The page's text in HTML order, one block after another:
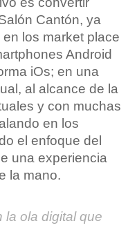
Cantón, ya
los market place
Android
iOs; en una
al alcance de la
y con muchas
en los
el enfoque del
una experiencia
la mano.
la ola digital que